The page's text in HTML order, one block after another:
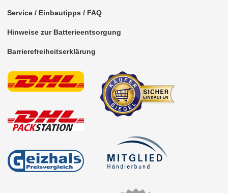
für Lexus
für MAN
für Mazda
für Mercedes-Benz
für Mitsubishi
für Opel
Service / Einbautipps / FAQ
Hinweise zur Batterieentsorgung
Barrierefreiheitserklärung